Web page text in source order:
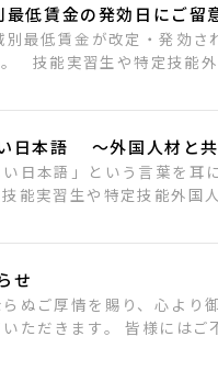
低賃金の発効日にご留
最低賃金が改定・発効
技能実習生や特定技能
日本語 ～外国人材と
い日本語」という言葉を
能実習生や特定技能外国
せ
ぬご厚情を賜り、心より
ただきます。 皆様には